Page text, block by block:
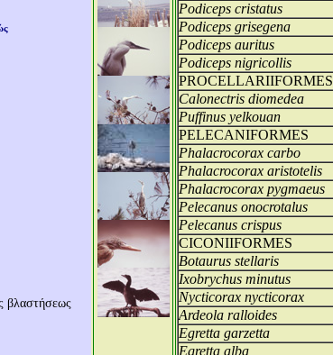
βλαστήσεως
Podiceps cristatus
Podiceps grisegena
Podiceps auritus
Podiceps nigricollis
PROCELLARIIFORMES
Calonectris diomedea
Puffinus yelkouan
PELECANIFORMES
Phalacrocorax carbo
Phalacrocorax aristotelis
Phalacrocorax pygmaeus
Pelecanus onocrotalus
Pelecanus crispus
CICONIIFORMES
Botaurus stellaris
Ixobrychus minutus
Nycticorax nycticorax
Ardeola ralloides
Egretta garzetta
Egretta alba